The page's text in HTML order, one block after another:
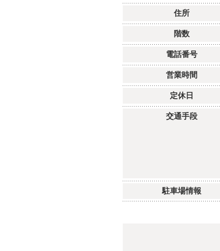
住所
階数
電話番号
営業時間
定休日
交通手段
駐車場情報